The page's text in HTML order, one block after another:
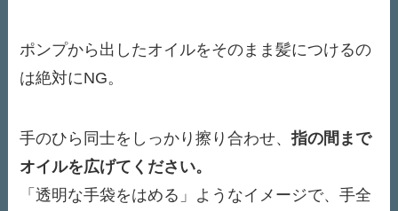
ポンプから出したオイルをそのまま髪につけるの
は絶対にNG。
手のひら同士をしっかり擦り合わせ、指の間まで
オイルを広げてください。
「透明な手袋をはめる」ようなイメージで、手全